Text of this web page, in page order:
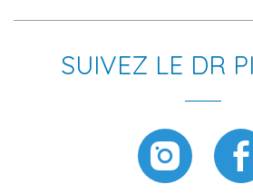
SUIVEZ LE DR